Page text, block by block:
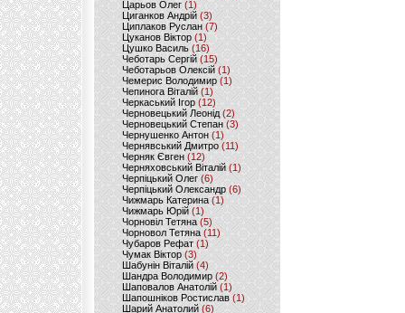
Царьов Олег (1)
Циганков Андрій (3)
Циплаков Руслан(7)
Цуканов Віктор (1)
Цушко Василь (16)
Чеботарь Сергій (15)
Чеботарьов Олексій (1)
Чемерис Володимир (1)
Чепинога Віталій (1)
Черкаський Ігор (12)
Черновецький Леонід(2)
Черновецький Степан (3)
Чернушенко Антон (1)
Чернявський Дмитро(11)
Черняк Євген(12)
Черняховський Віталій (1)
Черпіцький Олег (6)
Черпіцький Олександр (6)
Чижмарь Катерина (1)
Чижмарь Юрій (1)
Чорновіл Тетяна (5)
Чорновол Тетяна (11)
Чубаров Рефат (1)
Чумак Віктор(3)
Шабунін Віталій (4)
Шандра Володимир (2)
Шаповалов Анатолій(1)
Шапошніков Ростислав(1)
Шарий Анатолий(6)